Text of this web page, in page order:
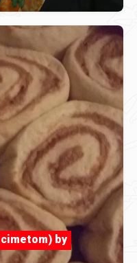
cimetom) by